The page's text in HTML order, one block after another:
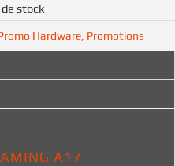
stock
Hardware Promotions
A17